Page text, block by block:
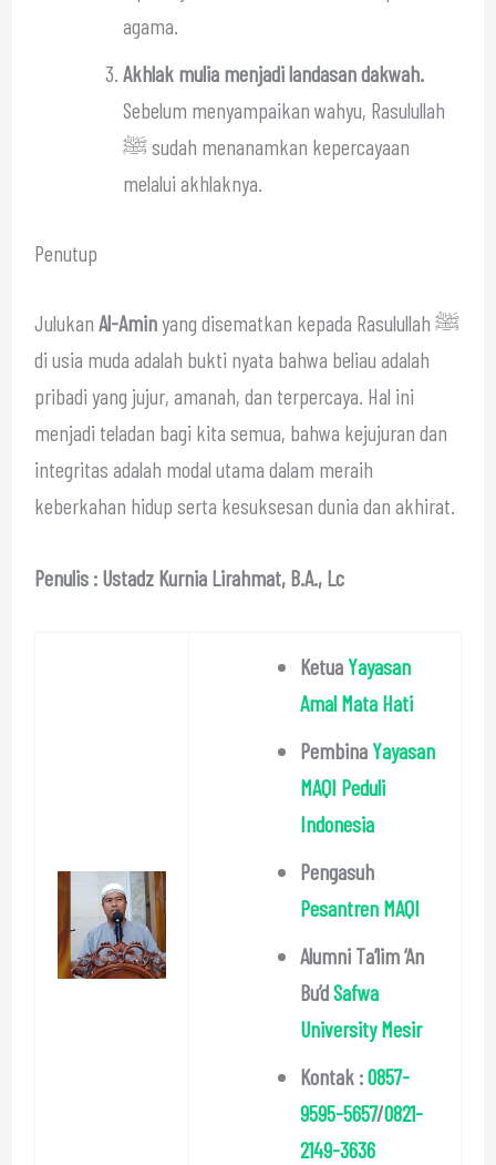
agama.
Akhlak mulia menjadi landasan dakwah.
Sebelum menyampaikan wahyu, Rasulullah
ﷺ sudah menanamkan kepercayaan
melalui akhlaknya.
Penutup
Julukan Al-Aminyang disematkan kepada Rasulullah ﷺ
di usia muda adalah bukti nyata bahwa beliau adalah
pribadi yang jujur, amanah, dan terpercaya. Hal ini
menjadi teladan bagi kita semua, bahwa kejujuran dan
integritas adalah modal utama dalam meraih
keberkahan hidup serta kesuksesan dunia dan akhirat.
Penulis : Ustadz Kurnia Lirahmat, B.A., Lc
Ketua Yayasan
Amal Mata Hati
Pembina Yayasan
MAQI Peduli
Indonesia
Pengasuh
Pesantren MAQI
Alumni Ta’lim ‘An
Bu’dSafwa
University Mesir
Kontak :0857-
9595-5657/0821-
2149-3636